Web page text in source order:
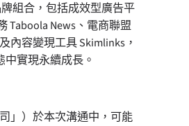
組合，包括成效型廣告平
Taboola News、電商聯盟
內容變現工具 Skimlinks，
實現永續成長。
」）於本次溝通中，可能